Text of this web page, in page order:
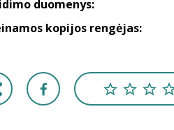
duomenys:
kopijos rengėjas: